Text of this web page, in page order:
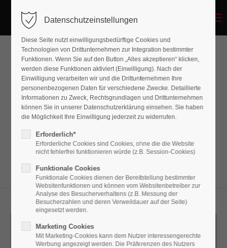
Linkbox
Lorem ipsum dolor sit amet, consectetuer
adipiscing elit. Aenean commodo ligula eget
dolor. Aenean massa.
Datenschutzeinstellungen
Diese Seite nutzt einwilligungsbedürftige Cookies und
Technologien von Drittunternehmen zur Integration bestimmter
Funktionen. Wenn Sie auf den Button „Alles akzeptieren“ klicken,
werden diese Funktionen aktiviert (Einwilligung). Nach der
Einwilligung verarbeiten wir und die Drittunternehmen Ihre
personenbezogenen Daten für verschiedene Zwecke. Detaillierte
Informationen zu Zweck, Rechtsgrundlagen und Drittunternehmen
können Sie in unserer Datenschutzerklärung einsehen. Sie haben
die Möglichkeit Ihre Einwilligung jederzeit zu widerrufen.
Erforderlich*
Erforderliche Cookies sind Cookies, ohne die die Website
nicht fehlerfrei funktionieren würde (z.B. Session-Cookies)
Funktionale Cookies
Funktionale Cookies dienen der Bereitstellung bestimmter
Websitenfunktionen und können vom Websitenbetreiber zur
Analyse des Besucherverhaltens (z.B. Messung der
Besucherzahlen und deren Verweildauer auf der Seite)
eingesetzt werden.
Marketing Cookies
Mit Marketing-Cookies kann dem Nutzer interessengerechte
Werbung angezeigt werden. Die Präferenzen des Nutzers